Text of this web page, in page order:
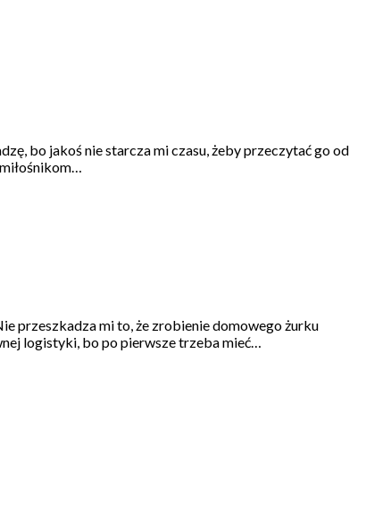
bo jakoś nie starcza mi czasu, żeby przeczytać go od
przeszkadza mi to, że zrobienie domowego żurku
logistyki, bo po pierwsze trzeba mieć…